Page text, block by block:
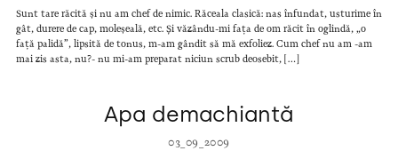
Sunt tare răcită și nu am chef de nimic. Răceala clasică: nas înfundat, usturime în
gât, durere de cap, moleșeală, etc. Și văzându-mi fața de om răcit în oglindă, „o
față palidă”, lipsită de tonus, m-am gândit să mă exfoliez. Cum chef nu am -am
mai zis asta, nu?- nu mi-am preparat niciun scrub deosebit, […]
Apa demachiantă
03_09_2009